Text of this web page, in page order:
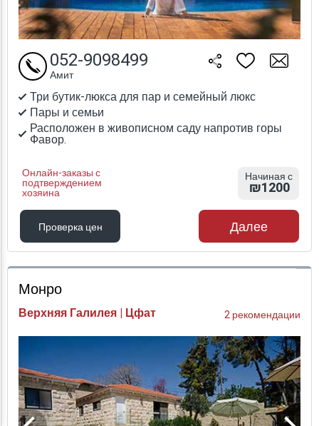
Три бутик-люкса для пар и семейный люкс
Пары и семьи
Расположен в живописном саду напротив горы
Фавор.
Онлайн-заказы с
подтверждением
хозяина
052-9098499
Амит
Начиная с
₪1200
Проверка цен
Проверка цен
Далее
Монро
Верхняя Галилея | Цфат 2 рекомендации